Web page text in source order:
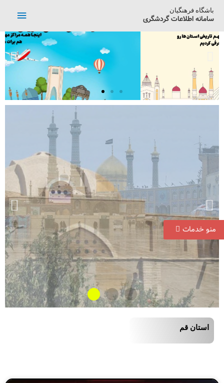
باشگاه فرهنگیان
سامانه اطلاعات گردشگری
منو خدمات
استان قم